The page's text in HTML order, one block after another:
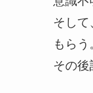
そして
もらう
その後